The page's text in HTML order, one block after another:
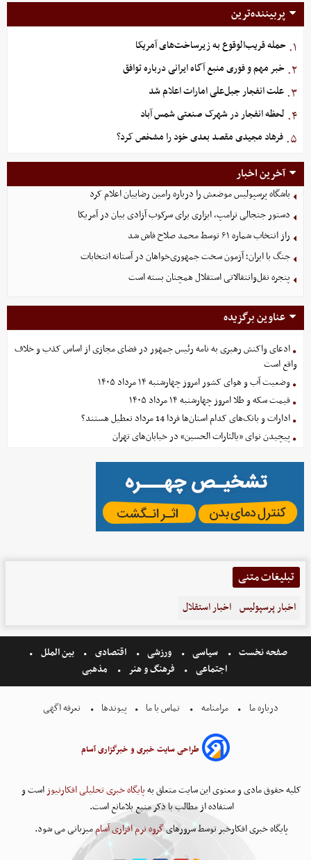
پربیننده‌ترین
۱. حمله قریب‌الوقوع به زیرساخت‌های آمریکا
۲. خبر مهم و فوری منبع آگاه ایرانی درباره توافق
۳. علت انفجار جبل‌علی امارات اعلام شد
۴. لحظه انفجار در شهرک صنعتی شمس آباد
۵. فرهاد مجیدی مقصد بعدی خود را مشخص کرد؟
آخرین اخبار
باشگاه پرسپولیس موضعش را درباره رامین رضاییان اعلام کرد
دستور جنجالی ترامپ، ابزاری برای سرکوب آزادی بیان در آمریکا
راز انتخاب شماره ۶۱ توسط محمد صلاح فاش شد
جنگ با ایران؛ آزمون سخت جمهوری‌خواهان در آستانه انتخابات
پنجره نقل‌وانتقالاتی استقلال همچنان بسته است
عناوین برگزیده
ادعای واکنش رهبری به نامه رئیس جمهور در فضای مجازی از اساس کذب و خلاف
واقع است
وضعیت آب و هوای کشور امروز چهارشنبه ۱۴ مرداد ۱۴۰۵
قیمت سکه و طلا امروز چهارشنبه ۱۴ مرداد ۱۴۰۵
ادارات و بانک‌های کدام استان‌ها فردا 14 مرداد تعطیل هستند؟
پیچیدن نوای «یالثارات الحسین» در خیابان‌های تهران
تبلیغات متنی
اخبار پرسپولیس اخبار استقلال
صفحه نخست سیاسی ورزشی اقتصادی
بین الملل
اجتماعی
فرهنگ و هنر مذهبی
درباره ما مرامنامه تماس با ما پیوندها تعرفه اگهی
طراحی سایت خبری و خبرگزاری آسام
کلیه حقوق مادی و معنوی این سایت متعلق بهپایگاه خبری تحلیلی افکارنیوز است و
استفاده از مطالب با ذکر منبع بلامانع است.
پایگاه خبری افکارخبر توسط سرورهایگروه نرم افزاری آساممیزبانی می شود.